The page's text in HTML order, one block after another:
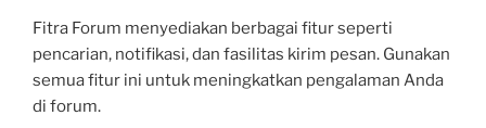
Fitra Forum menyediakan berbagai fitur seperti
pencarian, notifikasi, dan fasilitas kirim pesan. Gunakan
semua fitur ini untuk meningkatkan pengalaman Anda
di forum.